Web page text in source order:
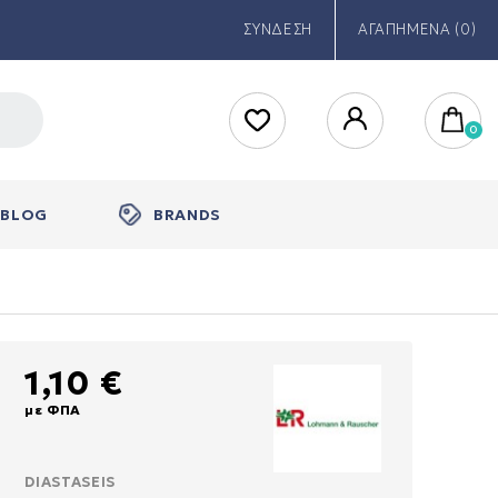
ΣΥΝΔΕΣΗ ΑΓΑΠΗΜΕΝΑ (0)
BLOG BRANDS
1,10 €
με ΦΠΑ
DIASTASEIS